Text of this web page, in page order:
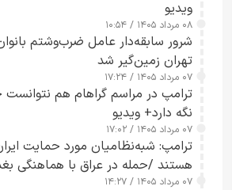
ویدیو
۰۸ مرداد ۱۴۰۵ / ۱۰:۵۴
شرور سابقه‌دار عامل ضرب‌وشتم
تهران زمین‌گیر شد
۰۷ مرداد ۱۴۰۵ / ۱۷:۲۴
ترامپ در مراسم گراهام هم
نگه دارد+ ویدیو
۰۷ مرداد ۱۴۰۵ / ۱۷:۰۲
ترامپ: شبه‌نظامیان مورد حمایت
هستند /حمله در عراق با هماهنگی
۰۷ مرداد ۱۴۰۵ / ۱۴:۲۷